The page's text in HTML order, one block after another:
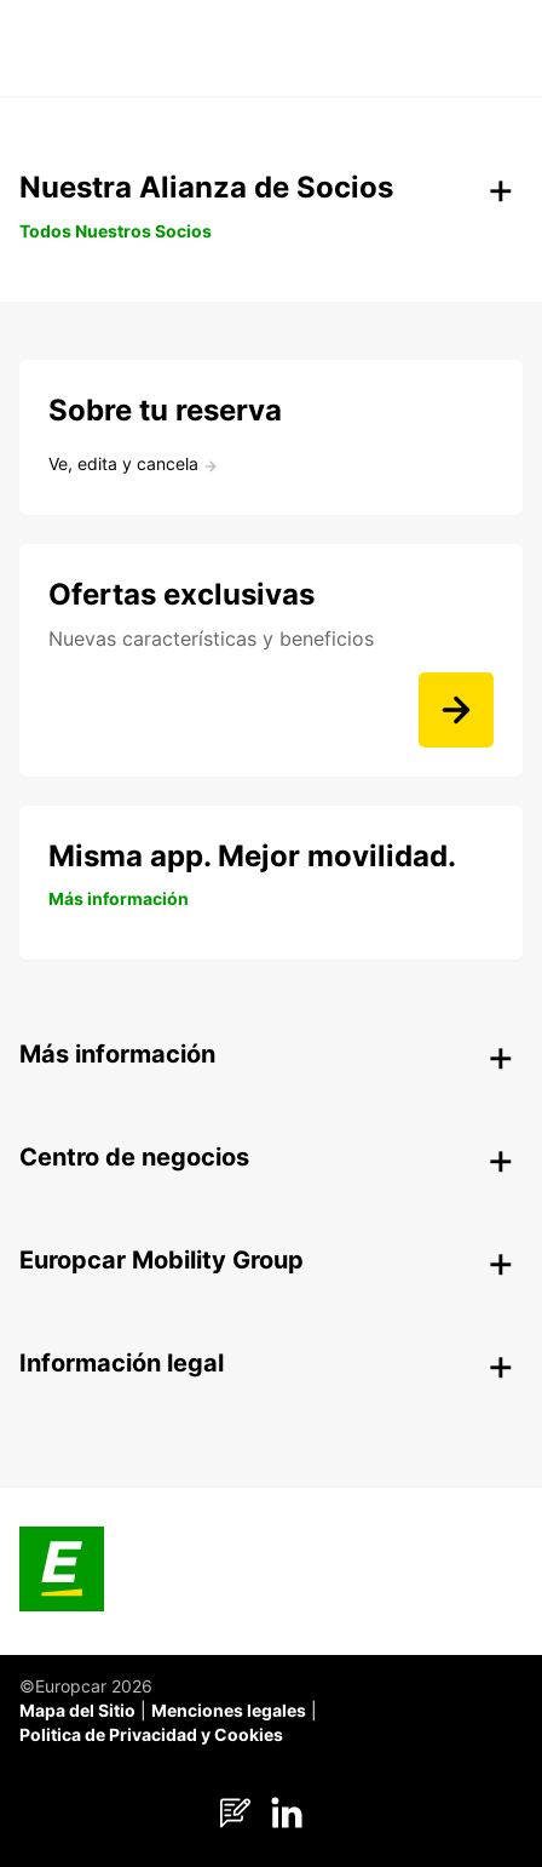
Nuestra Alianza de Socios
Todos Nuestros Socios
Sobre tu reserva
Ve, edita y cancela
Ofertas exclusivas
Nuevas características y beneficios
Misma app. Mejor movilidad.
Más información
Más información
Centro de negocios
Europcar Mobility Group
Información legal
©Europcar 2026
Mapa del Sitio
Menciones legales
Politica de Privacidad y Cookies